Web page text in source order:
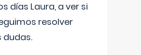
días Laura, a ver si
resolver
dudas.